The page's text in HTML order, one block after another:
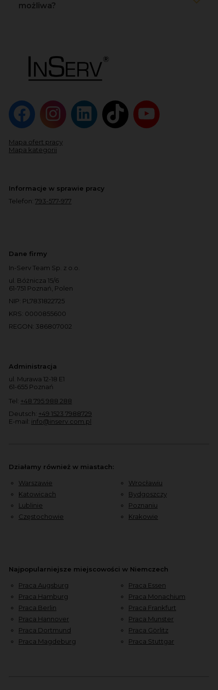
możliwa?
Mapa ofert pracy
Mapa kategorii
Informacje w sprawie pracy
Telefon: 793-577-977
Dane firmy
In-Serv Team Sp. z o.o.
ul. Bóżnicza 15/6
61-751 Poznań, Polen
NIP: PL7831822725
KRS: 0000855600
REGON: 386807002
Administracja
ul. Murawa 12-18 E1
61-655 Poznań
Tel: +48 795 988 288
Deutsch: +49 1523 7988729
E-mail: info@inserv.com.pl
Działamy również w miastach:
Warszawie
Katowicach
Lublinie
Częstochowie
Wrocławiu
Bydgoszczy
Poznaniu
Krakowie
Najpopularniejsze miejscowości w Niemczech
Praca Augsburg
Praca Hamburg
Praca Berlin
Praca Hannover
Praca Dortmund
Praca Magdeburg
Praca Essen
Praca Monachium
Praca Frankfurt
Praca Munster
Praca Görlitz
Praca Stuttgar